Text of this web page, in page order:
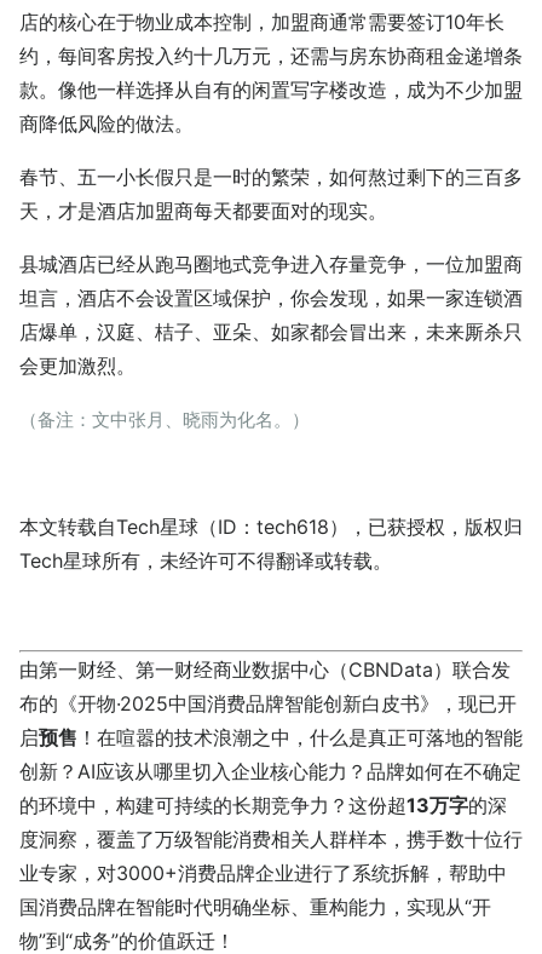
店的核心在于物业成本控制，加盟商通常需要签订10年长
约，每间客房投入约十几万元，还需与房东协商租金递增条
款。像他一样选择从自有的闲置写字楼改造，成为不少加盟
商降低风险的做法。
春节、五一小长假只是一时的繁荣，如何熬过剩下的三百多
天，才是酒店加盟商每天都要面对的现实。
县城酒店已经从跑马圈地式竞争进入存量竞争，一位加盟商
坦言，酒店不会设置区域保护，你会发现，如果一家连锁酒
店爆单，汉庭、桔子、亚朵、如家都会冒出来，未来厮杀只
会更加激烈。
（备注：文中张月、晓雨为化名。）
本文转载自Tech星球（ID：tech618），已获授权，版权归
Tech星球所有，未经许可不得翻译或转载。
由第一财经、第一财经商业数据中心（CBNData）联合发
布的《开物·2025中国消费品牌智能创新白皮书》，现已开
启预售 ！在喧嚣的技术浪潮之中，什么是真正可落地的智能
创新？AI应该从哪里切入企业核心能力？品牌如何在不确定
的环境中，构建可持续的长期竞争力？这份超13万字的深
度洞察，覆盖了万级智能消费相关人群样本，携手数十位行
业专家，对3000+消费品牌企业进行了系统拆解，帮助中
国消费品牌在智能时代明确坐标、重构能力，实现从“开
物”到“成务”的价值跃迁！